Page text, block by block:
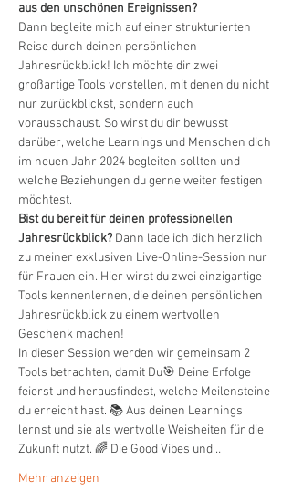
aus den unschönen Ereignissen?
Dann begleite mich auf einer strukturierten
Reise durch deinen persönlichen
Jahresrückblick! Ich möchte dir zwei
großartige Tools vorstellen, mit denen du nicht
nur zurückblickst, sondern auch
vorausschaust. So wirst du dir bewusst
darüber, welche Learnings und Menschen dich
im neuen Jahr 2024 begleiten sollten und
welche Beziehungen du gerne weiter festigen
möchtest.
Bist du bereit für deinen professionellen
Jahresrückblick? Dann lade ich dich herzlich
zu meiner exklusiven Live-Online-Session nur
für Frauen ein. Hier wirst du zwei einzigartige
Tools kennenlernen, die deinen persönlichen
Jahresrückblick zu einem wertvollen
Geschenk machen!
In dieser Session werden wir gemeinsam 2
Tools betrachten, damit Du🎯 Deine Erfolge
feierst und herausfindest, welche Meilensteine
du erreicht hast. 📚 Aus deinen Learnings
lernst und sie als wertvolle Weisheiten für die
Zukunft nutzt. 🌈 Die Good Vibes und…
Mehr anzeigen